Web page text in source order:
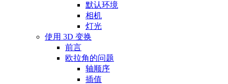
默认环境
相机
灯光
使用 3D 变换
前言
欧拉角的问题
轴顺序
插值